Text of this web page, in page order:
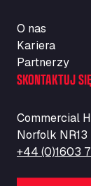
O nas
Kariera
Partnerzy
SKONTAKTUJ
Commercial
Norfolk NR13
+44 (0)1603